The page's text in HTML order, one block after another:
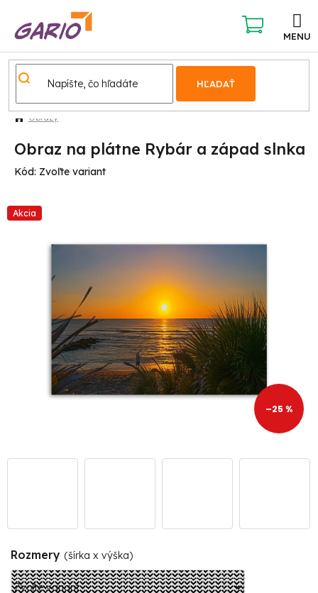
obsah
HĽADAŤ
NÁKUPNÝ
KOŠÍK
Obrazy
Obraz na plátne Rybár a západ slnka
Kód: Zvoľte variant
Akcia
–25 %
Rozmery (šírka x výška)